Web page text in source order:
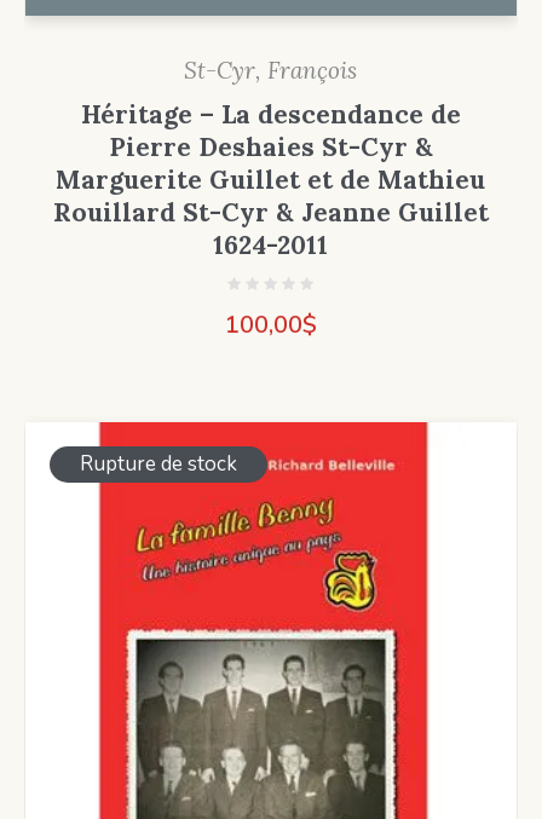
St-Cyr, François
Héritage – La descendance de
Pierre Deshaies St-Cyr &
Marguerite Guillet et de Mathieu
Rouillard St-Cyr & Jeanne Guillet
1624-2011
100,00$
Rupture de stock